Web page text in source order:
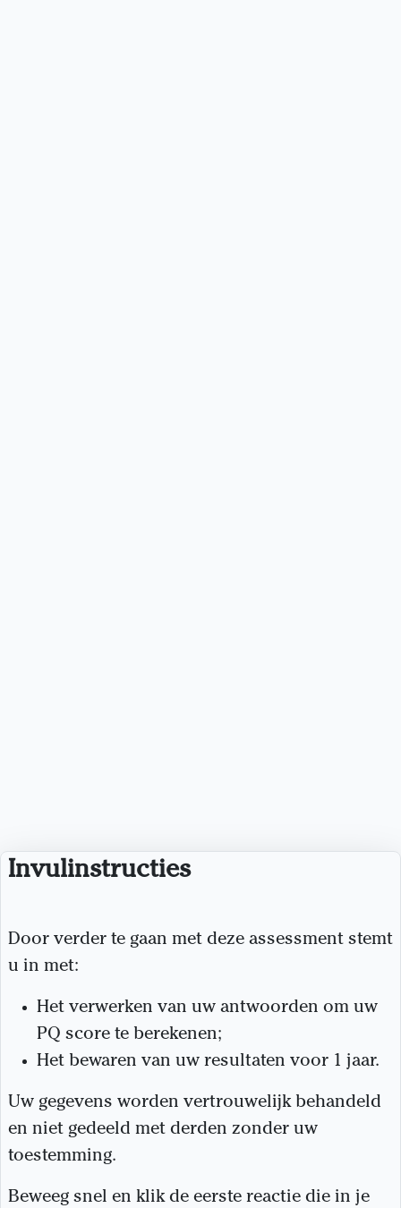
Invulinstructies
Door verder te gaan met deze assessment stemt
u in met:
Het verwerken van uw antwoorden om uw
PQ score te berekenen;
Het bewaren van uw resultaten voor 1 jaar.
Uw gegevens worden vertrouwelijk behandeld
en niet gedeeld met derden zonder uw
toestemming.
Beweeg snel en klik de eerste reactie die in je